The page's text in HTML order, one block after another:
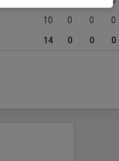
10 0 0 0
14 0 0 0